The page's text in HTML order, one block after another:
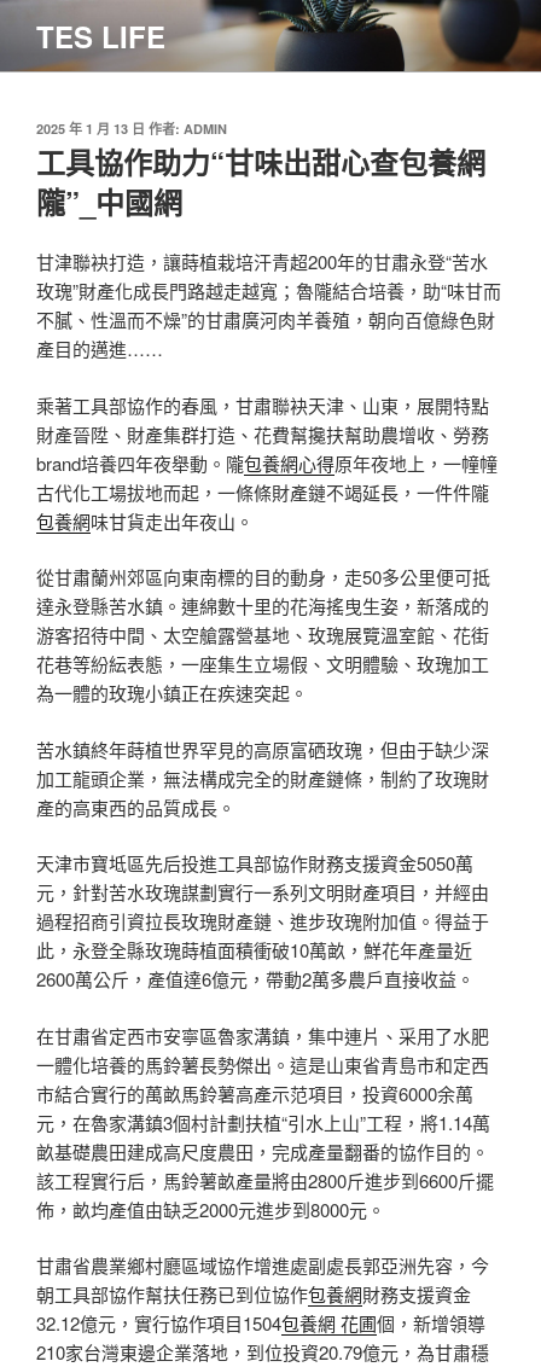
主
TES LIFE
發
佈
於
2025 年 1 月 13 日 作者: ADMIN
工具協作助力“甘味出甜心查包養網
隴”_中國網
甘津聯袂打造，讓蒔植栽培汗青超200年的甘肅永登“苦水
玫瑰”財產化成長門路越走越寬；魯隴結合培養，助“味甘而
不膩、性溫而不燥”的甘肅廣河肉羊養殖，朝向百億綠色財
產目的邁進……
乘著工具部協作的春風，甘肅聯袂天津、山東，展開特點
財產晉陞、財產集群打造、花費幫攙扶幫助農增收、勞務
brand培養四年夜舉動。隴包養網心得原年夜地上，一幢幢
古代化工場拔地而起，一條條財產鏈不竭延長，一件件隴
包養網味甘貨走出年夜山。
從甘肅蘭州郊區向東南標的目的動身，走50多公里便可抵
達永登縣苦水鎮。連綿數十里的花海搖曳生姿，新落成的
游客招待中間、太空艙露營基地、玫瑰展覽溫室館、花街
花巷等紛紜表態，一座集生立場假、文明體驗、玫瑰加工
為一體的玫瑰小鎮正在疾速突起。
苦水鎮終年蒔植世界罕見的高原富硒玫瑰，但由于缺少深
加工龍頭企業，無法構成完全的財產鏈條，制約了玫瑰財
產的高東西的品質成長。
天津市寶坻區先后投進工具部協作財務支援資金5050萬
元，針對苦水玫瑰謀劃實行一系列文明財產項目，并經由
過程招商引資拉長玫瑰財產鏈、進步玫瑰附加值。得益于
此，永登全縣玫瑰蒔植面積衝破10萬畝，鮮花年產量近
2600萬公斤，產值達6億元，帶動2萬多農戶直接收益。
在甘肅省定西市安寧區魯家溝鎮，集中連片、采用了水肥
一體化培養的馬鈴薯長勢傑出。這是山東省青島市和定西
市結合實行的萬畝馬鈴薯高產示范項目，投資6000余萬
元，在魯家溝鎮3個村計劃扶植“引水上山”工程，將1.14萬
畝基礎農田建成高尺度農田，完成產量翻番的協作目的。
該工程實行后，馬鈴薯畝產量將由2800斤進步到6600斤擺
佈，畝均產值由缺乏2000元進步到8000元。
甘肅省農業鄉村廳區域協作增進處副處長郭亞洲先容，今
朝工具部協作幫扶任務已到位協作包養網財務支援資金
32.12億元，實行協作項目1504包養網 花圃個，新增領導
210家台灣東邊企業落地，到位投資20.79億元，為甘肅穩